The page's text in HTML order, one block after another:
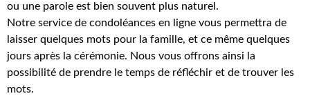
ou une parole est bien souvent plus naturel.
Notre service de condoléances en ligne vous permettra de
laisser quelques mots pour la famille, et ce même quelques
jours après la cérémonie. Nous vous offrons ainsi la
possibilité de prendre le temps de réfléchir et de trouver les
mots.